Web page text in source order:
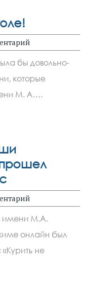
бы довольно-
которые
М. А….
имени М.А.
онлайн был
не